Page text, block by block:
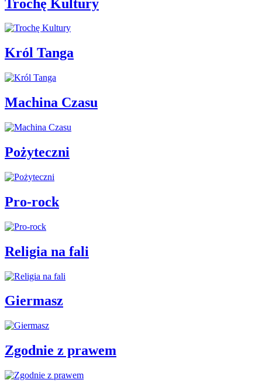
Trochę Kultury
Król Tanga
Machina Czasu
Pożyteczni
Pro-rock
Religia na fali
Giermasz
Zgodnie z prawem